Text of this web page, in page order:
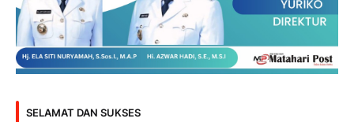
SELAMAT DAN SUKSES